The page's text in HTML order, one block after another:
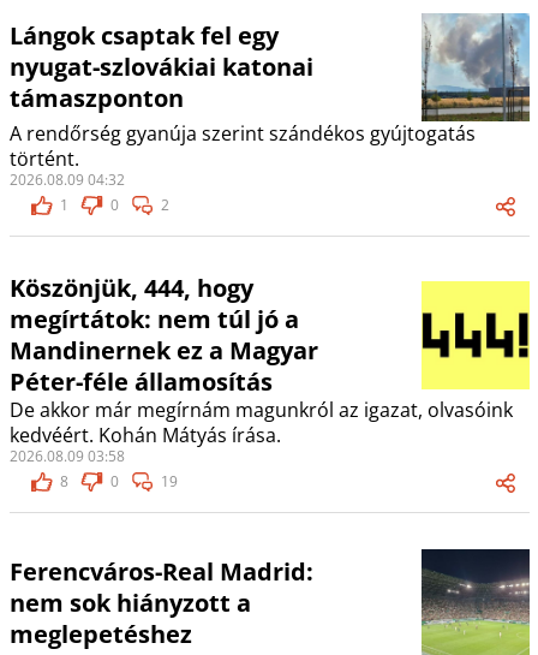
Lángok csaptak fel egy
nyugat-szlovákiai katonai
támaszponton
A rendőrség gyanúja szerint szándékos gyújtogatás
történt.
2026.08.09 04:32
1
0 2
Köszönjük, 444, hogy
megírtátok: nem túl jó a
Mandinernek ez a Magyar
Péter-féle államosítás
De akkor már megírnám magunkról az igazat, olvasóink
kedvéért. Kohán Mátyás írása.
2026.08.09 03:58
8
0 19
Ferencváros-Real Madrid:
nem sok hiányzott a
meglepetéshez